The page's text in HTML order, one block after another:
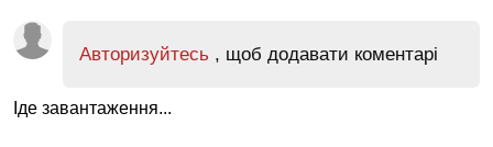
Авторизуйтесь , щоб додавати коментарі
Іде завантаження...